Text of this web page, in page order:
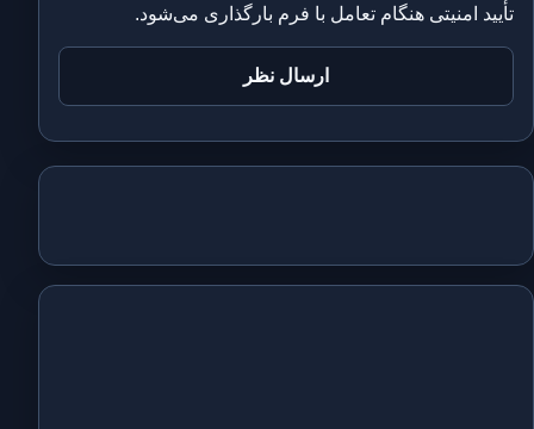
تأیید امنیتی هنگام تعامل با فرم بارگذاری می‌شود.